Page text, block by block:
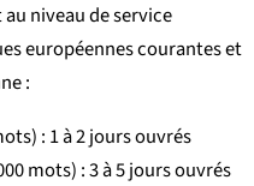
niveau de service
européennes courantes et
:
: 1 à 2 jours ouvrés
mots) : 3 à 5 jours ouvrés